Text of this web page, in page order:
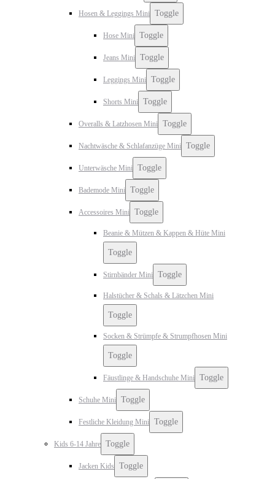
Hosen & Leggings Mini Toggle
Hose Mini Toggle
Jeans Mini Toggle
Leggings Mini Toggle
Shorts Mini Toggle
Overalls & Latzhosen Mini Toggle
Nachtwäsche & Schlafanzüge Mini Toggle
Unterwäsche Mini Toggle
Bademode Mini Toggle
Accessoires Mini Toggle
Beanie & Mützen & Kappen & Hüte Mini
Toggle
Stirnbänder Mini Toggle
Halstücher & Schals & Lätzchen Mini
Toggle
Socken & Strümpfe & Strumpfhosen Mini
Toggle
Fäustlinge & Handschuhe Mini Toggle
Schuhe Mini Toggle
Festliche Kleidung Mini Toggle
Kids 6-14 Jahre Toggle
Jacken Kids Toggle